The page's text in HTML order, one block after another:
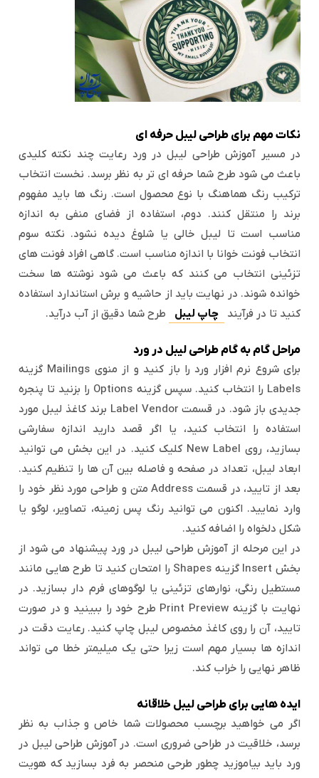
نکات مهم برای طراحی لیبل حرفه ای
در مسیر آموزش طراحی لیبل در ورد رعایت چند نکته کلیدی
باعث می شود طرح شما حرفه ای تر به نظر برسد. نخست انتخاب
ترکیب رنگ هماهنگ با نوع محصول است. رنگ ها باید مفهوم
برند را منتقل کنند. دوم، استفاده از فضای منفی به اندازه
مناسب است تا لیبل خالی یا شلوغ دیده نشود. نکته سوم
انتخاب فونت خوانا با اندازه مناسب است. گاهی افراد فونت های
تزئینی انتخاب می کنند که باعث می شود نوشته ها سخت
خوانده شوند. در نهایت باید از حاشیه و برش استاندارد استفاده
کنید تا در فرآیند
چاپ لیبل طرح شما دقیق از آب درآید.
مراحل گام به گام طراحی لیبل در ورد
برای شروع نرم افزار ورد را باز کنید و از منوی Mailings گزینه
Labels را انتخاب کنید. سپس گزینه Options را بزنید تا پنجره
جدیدی باز شود. در قسمت Label Vendor برند کاغذ لیبل مورد
استفاده را انتخاب کنید، یا اگر قصد دارید اندازه سفارشی
بسازید، روی New Label کلیک کنید. در این بخش می توانید
ابعاد لیبل، تعداد در صفحه و فاصله بین آن ها را تنظیم کنید.
بعد از تایید، در قسمت Address متن و طراحی مورد نظر خود را
وارد نمایید. اکنون می توانید رنگ پس زمینه، تصاویر، لوگو یا
شکل دلخواه را اضافه کنید.
در این مرحله از آموزش طراحی لیبل در ورد پیشنهاد می شود از
بخش Insert گزینه Shapes را امتحان کنید تا طرح هایی مانند
مستطیل رنگی، نوارهای تزئینی یا لوگوهای فرم دار بسازید. در
نهایت با گزینه Print Preview طرح خود را ببینید و در صورت
تایید، آن را روی کاغذ مخصوص لیبل چاپ کنید. رعایت دقت در
اندازه ها بسیار مهم است زیرا حتی یک میلیمتر خطا می تواند
ظاهر نهایی را خراب کند.
ایده هایی برای طراحی لیبل خلاقانه
اگر می خواهید برچسب محصولات شما خاص و جذاب به نظر
برسد، خلاقیت در طراحی ضروری است. در آموزش طراحی لیبل در
ورد باید بیاموزید چطور طرحی منحصر به فرد بسازید که هویت